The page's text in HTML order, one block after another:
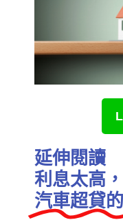
延伸閱讀
利息太高
汽車超貸